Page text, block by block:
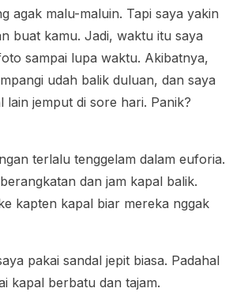
agak malu-maluin. Tapi saya yakin
buat kamu. Jadi, waktu itu saya
sampai lupa waktu. Akibatnya,
udah balik duluan, dan saya
lain jemput di sore hari. Panik?
terlalu tenggelam dalam euforia.
dan jam kapal balik.
kapten kapal biar mereka nggak
pakai sandal jepit biasa. Padahal
kapal berbatu dan tajam.